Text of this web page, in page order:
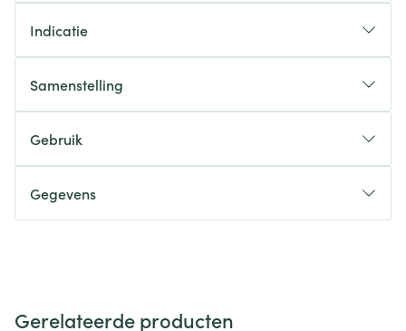
Indicatie
Samenstelling
Gebruik
Gegevens
Gerelateerde producten